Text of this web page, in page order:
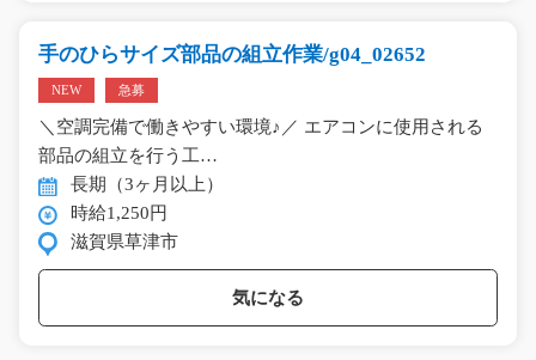
手のひらサイズ部品の組立作業/g04_02652
NEW 急募
＼空調完備で働きやすい環境♪／ エアコンに使用される
部品の組立を行う工…
長期（3ヶ月以上）
時給1,250円
滋賀県草津市
気になる